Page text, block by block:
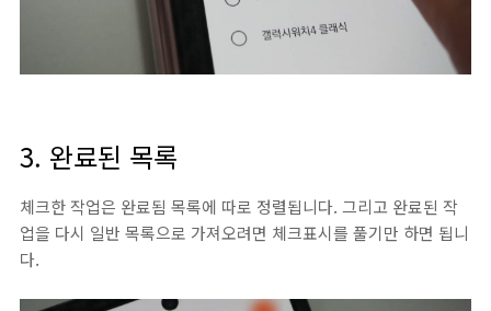
3. 완료된 목록
체크한 작업은 완료됨 목록에 따로 정렬됩니다. 그리고 완료된 작
업을 다시 일반 목록으로 가져오려면 체크표시를 풀기만 하면 됩니
다.